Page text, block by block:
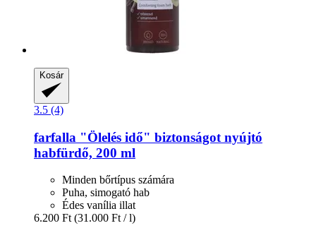
Kosár
3.5 (4)
farfalla "Ölelés idő" biztonságot nyújtó
habfürdő, 200 ml
Minden bőrtípus számára
Puha, simogató hab
Édes vanília illat
6.200 Ft (31.000 Ft / l)